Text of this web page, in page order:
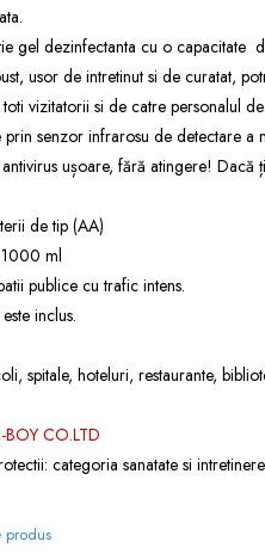
gel dezinfectanta cu o
usor de intretinut si de curatat,
vizitatorii si de catre personalul
prin senzor infrarosu de detectare
ușoare, fără atingere! Dacă
de tip (AA)
1000 ml
publice cu trafic intens.
inclus.
spitale, hoteluri, restaurante,
BOY CO.LTD
categoria sanatate si intretinere
produs